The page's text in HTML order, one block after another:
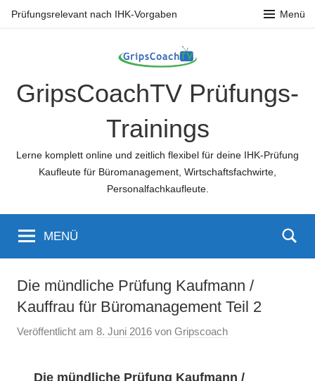
ZumPrüfungsrelevant nach IHK-Vorgaben Menü
GripsCoachTV Prüfungs-
Trainings
Lerne komplett online und zeitlich flexibel für deine IHK-Prüfung
Kaufleute für Büromanagement, Wirtschaftsfachwirte,
Personalfachkaufleute.
MENÜ
Die mündliche Prüfung Kaufmann /
Kauffrau für Büromanagement Teil 2
Veröffentlicht am 8. Juni 2016 von Gripscoach
Die mündliche Prüfung Kaufmann /